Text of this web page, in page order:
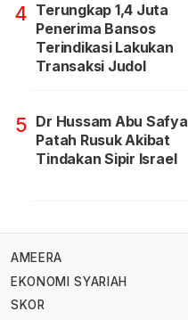
4 Terungkap 1,4 Juta
Penerima Bansos
Terindikasi Lakukan
Transaksi Judol
5 Dr Hussam Abu
Patah Rusuk Akibat
Tindakan Sipir Israel
AMEERA
EKONOMI SYARIAH
SKOR